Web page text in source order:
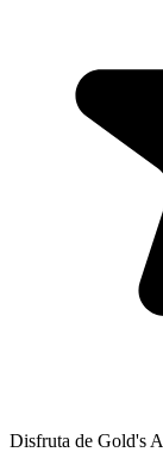
Disfruta de Gold's